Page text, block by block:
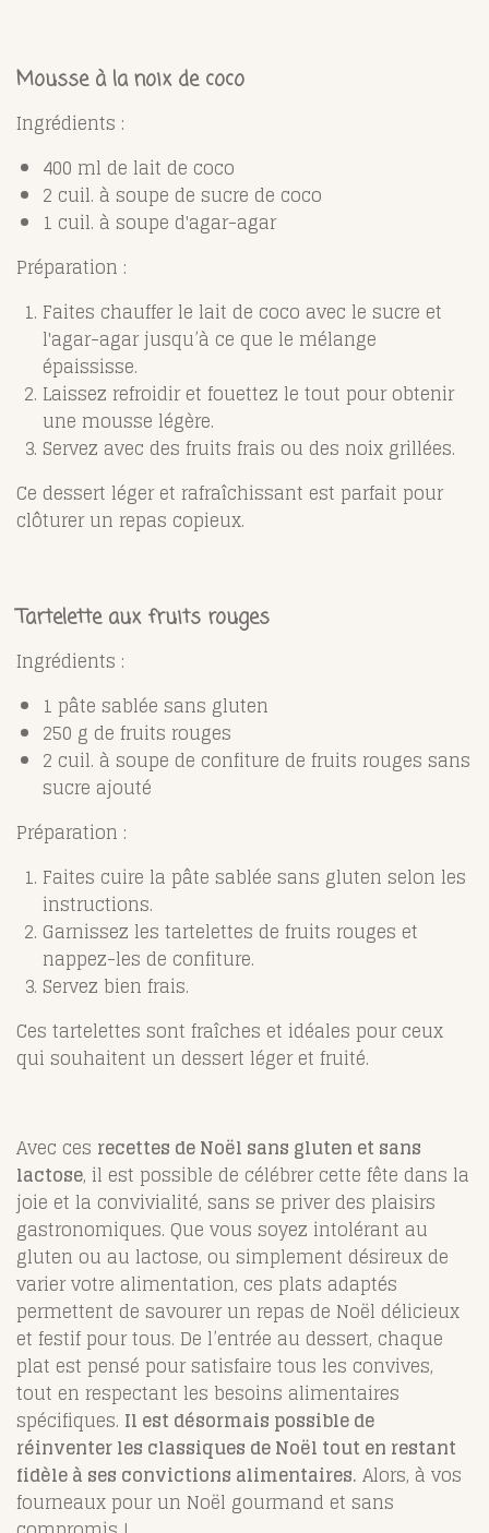
Mousse à la noix de coco
Ingrédients :
400 ml de lait de coco
2 cuil. à soupe de sucre de coco
1 cuil. à soupe d'agar-agar
Préparation :
Faites chauffer le lait de coco avec le sucre et
l'agar-agar jusqu’à ce que le mélange
épaississe.
Laissez refroidir et fouettez le tout pour obtenir
une mousse légère.
Servez avec des fruits frais ou des noix grillées.
Ce dessert léger et rafraîchissant est parfait pour
clôturer un repas copieux.
Tartelette aux fruits rouges
Ingrédients :
1 pâte sablée sans gluten
250 g de fruits rouges
2 cuil. à soupe de confiture de fruits rouges sans
sucre ajouté
Préparation :
Faites cuire la pâte sablée sans gluten selon les
instructions.
Garnissez les tartelettes de fruits rouges et
nappez-les de confiture.
Servez bien frais.
Ces tartelettes sont fraîches et idéales pour ceux
qui souhaitent un dessert léger et fruité.
Avec ces recettes de Noël sans gluten et sans
lactose, il est possible de célébrer cette fête dans la
joie et la convivialité, sans se priver des plaisirs
gastronomiques. Que vous soyez intolérant au
gluten ou au lactose, ou simplement désireux de
varier votre alimentation, ces plats adaptés
permettent de savourer un repas de Noël délicieux
et festif pour tous. De l’entrée au dessert, chaque
plat est pensé pour satisfaire tous les convives,
tout en respectant les besoins alimentaires
spécifiques. Il est désormais possible de
réinventer les classiques de Noël tout en restant
fidèle à ses convictions alimentaires. Alors, à vos
fourneaux pour un Noël gourmand et sans